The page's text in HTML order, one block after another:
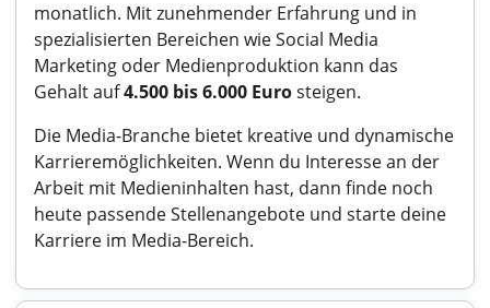
monatlich. Mit zunehmender Erfahrung und in
spezialisierten Bereichen wie Social Media
Marketing oder Medienproduktion kann das
Gehalt auf4.500 bis 6.000 Eurosteigen.
Die Media-Branche bietet kreative und dynamische
Karrieremöglichkeiten. Wenn du Interesse an der
Arbeit mit Medieninhalten hast, dann finde noch
heute passende Stellenangebote und starte deine
Karriere im Media-Bereich.